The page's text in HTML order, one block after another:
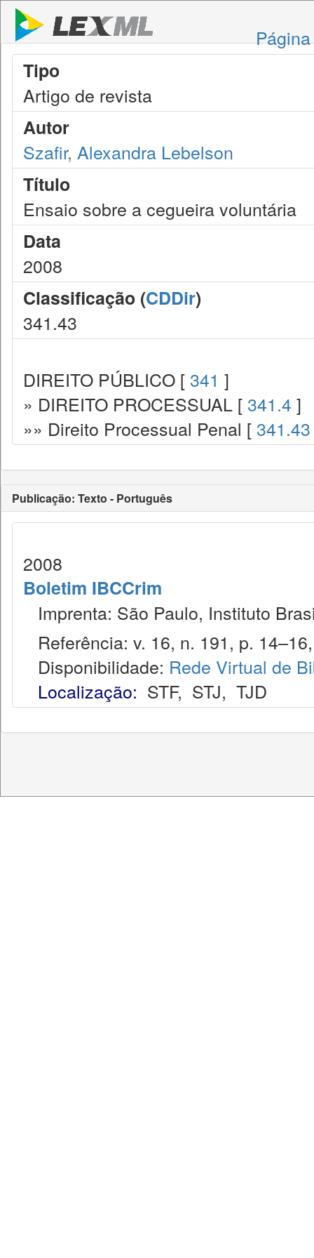
Tipo
Artigo de revista
Autor
Szafir, Alexandra Lebelson
Título
Ensaio sobre a cegueira voluntária
Data
2008
Classificação (CDDir)
341.43
DIREITO PÚBLICO [ 341 ]
» DIREITO PROCESSUAL [ 341.4 ]
»» Direito Processual Penal [ 341.43
Publicação: Texto - Português
2008
Boletim IBCCrim
Imprenta: São Paulo, Instituto
Referência: v. 16, n. 191, p.
Disponibilidade: Rede Virtual de
Localização: STF, STJ, TJD